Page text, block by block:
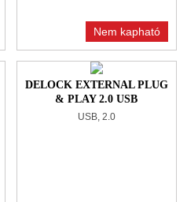
Nem kapható
DELOCK EXTERNAL PLUG
& PLAY 2.0 USB
HANGKÁRTYA
USB, 2.0